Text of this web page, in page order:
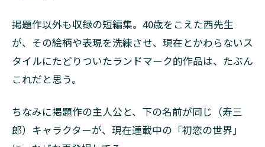
掲題作以外も収録の短編集。40歳をこえた西先生
が、その絵柄や表現を洗練させ、現在とかわらないス
タイルにたどりついたランドマーク的作品は、たぶん
これだと思う。
ちなみに掲題作の主人公と、下の名前が同じ（寿三
郎）キャラクターが、現在連載中の「初恋の世界」